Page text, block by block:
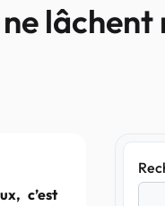
lâchent
c’est